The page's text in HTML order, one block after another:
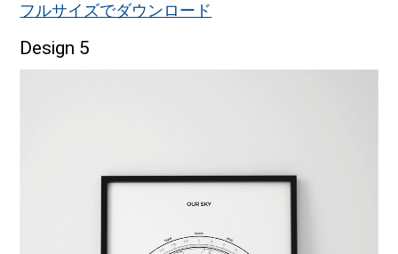
フルサイズでダウンロード
Design 5